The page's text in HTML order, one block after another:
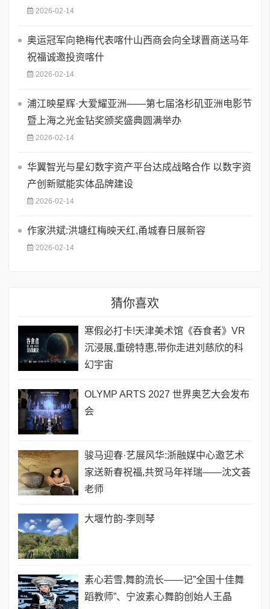
2026-02-14
奥运冠军向艳梅代表喀什山西商会向全球晋商送马年
祝福诚邀投资喀什
2026-02-14
浦江映星辉·大爱耀亚洲——第七届洛杉矶亚洲电影节
暨上海之光金钻奖颁奖盛典圆满举办
2026-02-14
华翼智光与星幻数字资产平台达成战略合作 以数字资
产创新赋能实体品牌建设
2026-02-14
作家洪斌:洪塘红梅映天红,甬城春日展新容
2026-02-14
猜你喜欢
寒假必打卡!天津美术馆《吞食者》VR
沉浸展,重磅特惠,带你走进刘慈欣的科
幻宇宙
OLYMP ARTS 2027 世界奥艺大会发布
会
骏马迎春·艺展风华:浙融媒中心邀艺术
家送新春祝福,共贺马年祥瑞——沈文荟
老师
大堰竹韵-​李则琴
素心若雪,舞韵流长——记”全国十佳舞
蹈教师”、宁波素心舞韵创始人王晶